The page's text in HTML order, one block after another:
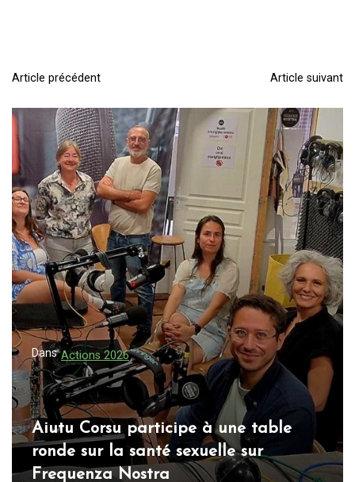
N
a
v
g
a
t
i
o
n
d
e
l
’
a
r
t
Article précédent Article suivant
Dans Actions 2026
Aiutu Corsu participe à une table
ronde sur la santé sexuelle sur
Frequenza Nostra